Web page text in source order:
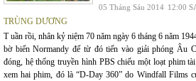
05 Tháng Sáu 2014 12:00
TRÙNG DƯƠNG
T uần rồi, nhân kỷ niệm 70 năm ngày 6 tháng 6 năm
bờ biển Normandy để từ đó tiến vào giải phóng Âu
đóng, hệ thống truyền hình PBS chiếu một loạt phim
xem hai phim, đó là “D-Day 360” do Windfall Films